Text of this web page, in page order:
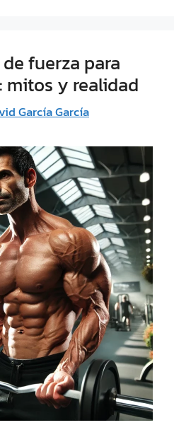
fuerza para
mitos y realidad
García García